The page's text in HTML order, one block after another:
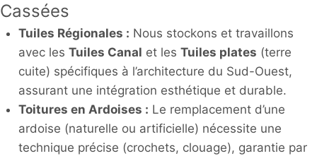
Cassées
Tuiles Régionales : Nous stockons et travaillons
avec les Tuiles Canal et les Tuiles plates (terre
cuite) spécifiques à l’architecture du Sud-Ouest,
assurant une intégration esthétique et durable.
Toitures en Ardoises : Le remplacement d’une
ardoise (naturelle ou artificielle) nécessite une
technique précise (crochets, clouage), garantie par